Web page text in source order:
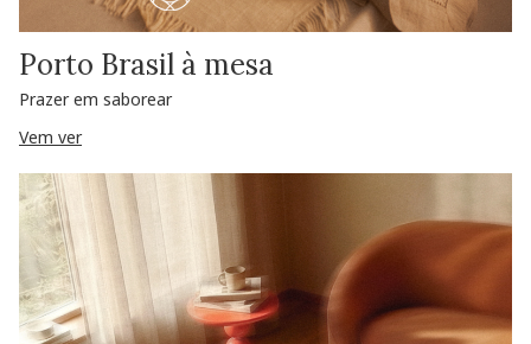
Porto Brasil à mesa
Prazer em saborear
Vem ver